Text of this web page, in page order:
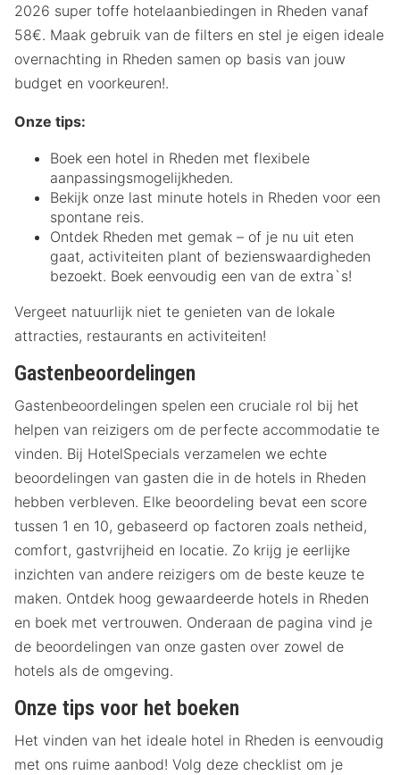
2026 super toffe hotelaanbiedingen in Rheden vanaf
58€. Maak gebruik van de filters en stel je eigen ideale
overnachting in Rheden samen op basis van jouw
budget en voorkeuren!.
Onze tips:
Boek een hotel in Rheden met flexibele
aanpassingsmogelijkheden.
Bekijk onze last minute hotels in Rheden voor een
spontane reis.
Ontdek Rheden met gemak – of je nu uit eten
gaat, activiteiten plant of bezienswaardigheden
bezoekt. Boek eenvoudig een van de extra`s!
Vergeet natuurlijk niet te genieten van de lokale
attracties, restaurants en activiteiten!
Gastenbeoordelingen
Gastenbeoordelingen spelen een cruciale rol bij het
helpen van reizigers om de perfecte accommodatie te
vinden. Bij HotelSpecials verzamelen we echte
beoordelingen van gasten die in de hotels in Rheden
hebben verbleven. Elke beoordeling bevat een score
tussen 1 en 10, gebaseerd op factoren zoals netheid,
comfort, gastvrijheid en locatie. Zo krijg je eerlijke
inzichten van andere reizigers om de beste keuze te
maken. Ontdek hoog gewaardeerde hotels in Rheden
en boek met vertrouwen. Onderaan de pagina vind je
de beoordelingen van onze gasten over zowel de
hotels als de omgeving.
Onze tips voor het boeken
Het vinden van het ideale hotel in Rheden is eenvoudig
met ons ruime aanbod! Volg deze checklist om je